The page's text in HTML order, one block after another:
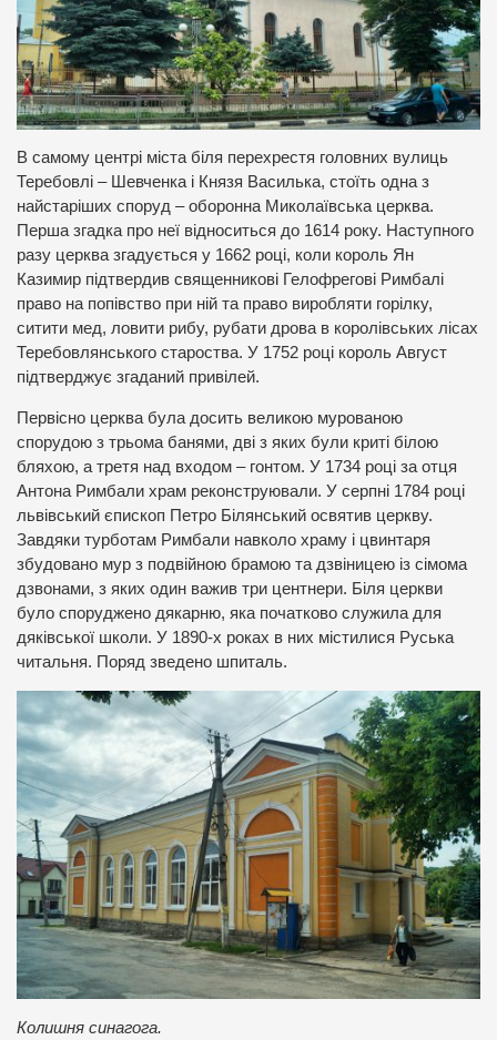
В самому центрі міста біля перехрестя головних вулиць
Теребовлі – Шевченка і Князя Василька, стоїть одна з
найстаріших споруд – оборонна Миколаївська церква.
Перша згадка про неї відноситься до 1614 року. Наступного
разу церква згадується у 1662 році, коли король Ян
Казимир підтвердив священникові Гелофрегові Римбалі
право на попівство при ній та право виробляти горілку,
ситити мед, ловити рибу, рубати дрова в королівських лісах
Теребовлянського староства. У 1752 році король Август
підтверджує згаданий привілей.
Первісно церква була досить великою мурованою
спорудою з трьома банями, дві з яких були криті білою
бляхою, а третя над входом – гонтом. У 1734 році за отця
Антона Римбали храм реконструювали. У серпні 1784 році
львівський єпископ Петро Білянський освятив церкву.
Завдяки турботам Римбали навколо храму і цвинтаря
збудовано мур з подвійною брамою та дзвіницею із сімома
дзвонами, з яких один важив три центнери. Біля церкви
було споруджено дякарню, яка початково служила для
дяківської школи. У 1890-х роках в них містилися Руська
читальня. Поряд зведено шпиталь.
Колишня синагога.